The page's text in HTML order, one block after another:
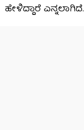
ಹೇಳಿದ್ದಾರೆ ಎನ್ನಲಾಗಿದೆ.